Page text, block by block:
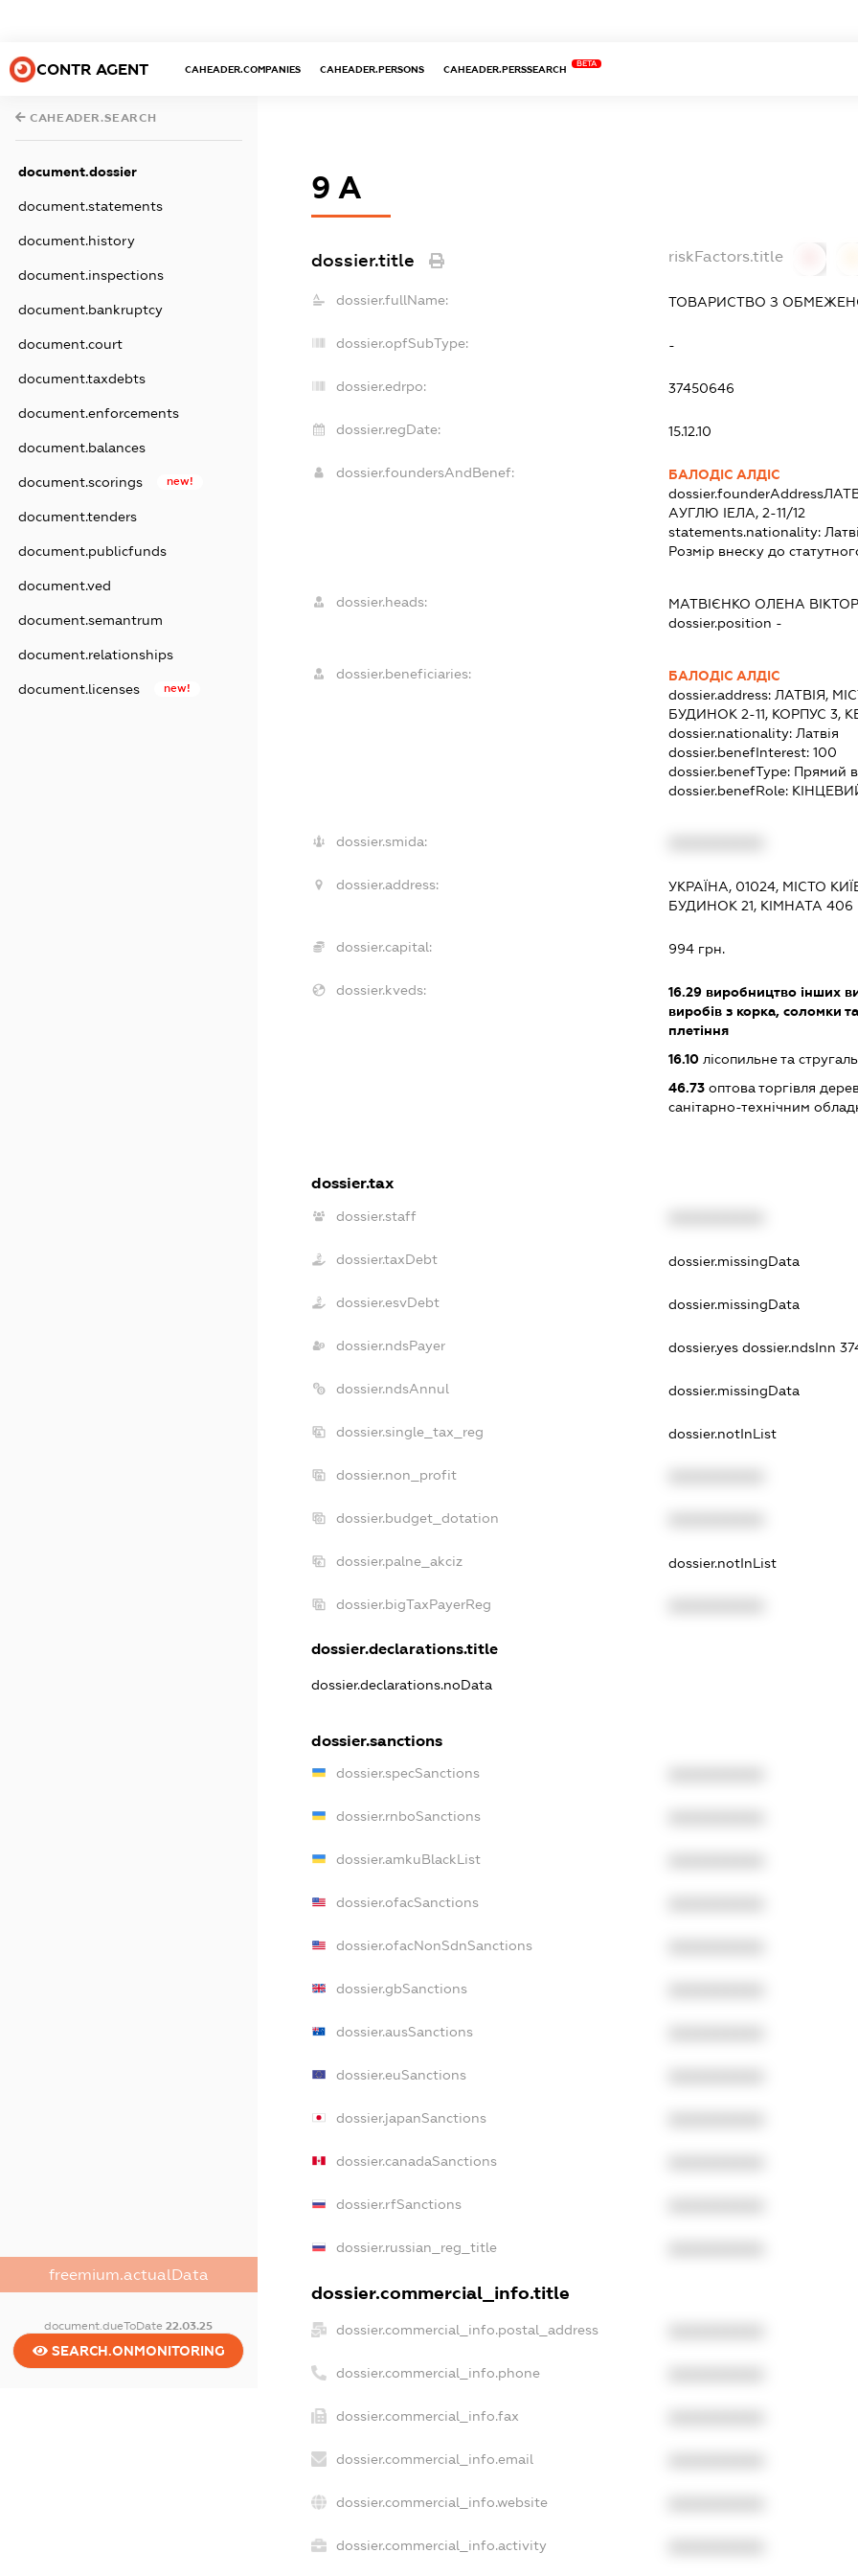
CONTR AGENT CAHEADER.COMPANIES CAHEADER.PERSONS CAHEADER.PERSSEARCH
BETA
CAHEADER.SEARCH
document.dossier
document.statements
document.history
document.inspections
document.bankruptcy
document.court
document.taxdebts
document.enforcements
document.balances
document.scorings new!
document.tenders
document.publicfunds
document.ved
document.semantrum
document.relationships
document.licenses new!
freemium.actualData
document.dueToDate22.03.25
SEARCH.ONMONITORING
9 А
dossier.title riskFactors.title
dossier.fullName: ТОВАРИСТВО З
dossier.opfSubType: -
dossier.edrpo: 37450646
dossier.regDate: 15.12.10
dossier.foundersAndBenef:
БАЛОДІС АЛДІС
dossier.founderAddress
АУГЛЮ ІЕЛА, 2-11/12
statements.nationality:
Розмір внеску до
dossier.heads: МАТВІЄНКО ОЛЕНА
dossier.position -
dossier.beneficiaries:
БАЛОДІС АЛДІС
dossier.address: ЛАТВІЯ,
БУДИНОК 2-11, КОРПУС 3,
dossier.nationality: Латвія
dossier.benefInterest: 100
dossier.benefType: Прямий
dossier.benefRole:
dossier.smida:
dossier.address:
УКРАЇНА, 01024, МІСТО
БУДИНОК 21, КІМНАТА 406
dossier.capital: 994 грн.
dossier.kveds: 16.29виробництво інших
виробів з корка, соломки
плетіння
16.10лісопильне та
46.73оптова торгівля
санітарно-технічним
dossier.tax
dossier.staff
dossier.taxDebt dossier.missingData
dossier.esvDebt dossier.missingData
dossier.ndsPayer dossier.yes dossier.ndsInn
dossier.ndsAnnul dossier.missingData
dossier.single_tax_reg dossier.notInList
dossier.non_profit
dossier.budget_dotation
dossier.palne_akciz dossier.notInList
dossier.bigTaxPayerReg
dossier.declarations.title
dossier.declarations.noData
dossier.sanctions
dossier.specSanctions
dossier.rnboSanctions
dossier.amkuBlackList
dossier.ofacSanctions
dossier.ofacNonSdnSanctions
dossier.gbSanctions
dossier.ausSanctions
dossier.euSanctions
dossier.japanSanctions
dossier.canadaSanctions
dossier.rfSanctions
dossier.russian_reg_title
dossier.commercial_info.title
dossier.commercial_info.postal_address
dossier.commercial_info.phone
dossier.commercial_info.fax
dossier.commercial_info.email
dossier.commercial_info.website
dossier.commercial_info.activity